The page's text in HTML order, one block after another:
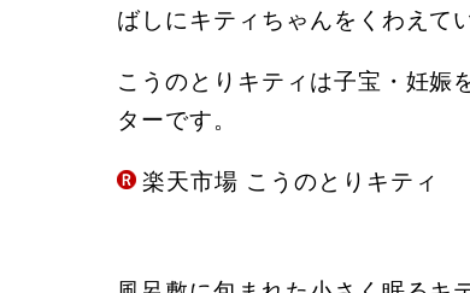
ばしにキティちゃんをくわえて
こうのとりキティは子宝・妊娠
ターです。
楽天市場 こうのとりキティ